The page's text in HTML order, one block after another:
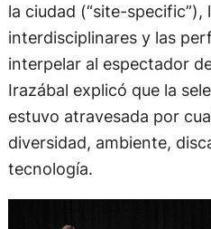
la ciudad (“site-specific”),
interdisciplinares y las
interpelar al espectador
Irazábal explicó que la
estuvo atravesada por
diversidad, ambiente,
tecnología.